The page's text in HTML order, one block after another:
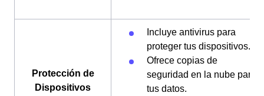
Protección de
Dispositivos
Incluye antivirus para
proteger tus dispositivos.
Ofrece copias de
seguridad en la nube para
tus datos.